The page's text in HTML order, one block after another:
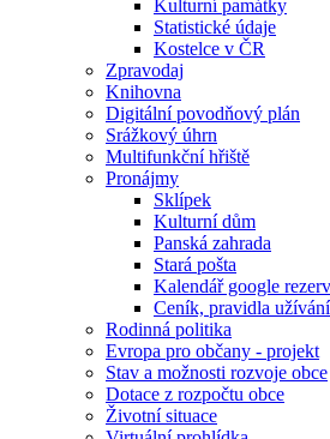
Kulturní památky
Statistické údaje
Kostelce v ČR
Zpravodaj
Knihovna
Digitální povodňový plán
Srážkový úhrn
Multifunkční hřiště
Pronájmy
Sklípek
Kulturní dům
Panská zahrada
Stará pošta
Kalendář google
Ceník, pravidla
Rodinná politika
Evropa pro občany - projekt
Stav a možnosti rozvoje obce
Dotace z rozpočtu obce
Životní situace